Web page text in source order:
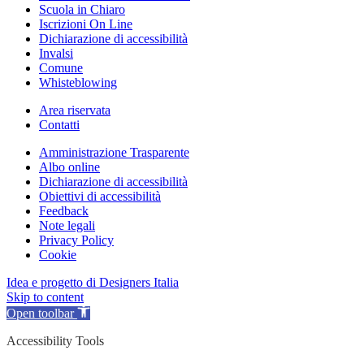
Scuola in Chiaro
Iscrizioni On Line
Dichiarazione di accessibilità
Invalsi
Comune
Whisteblowing
Area riservata
Contatti
Amministrazione Trasparente
Albo online
Dichiarazione di accessibilità
Obiettivi di accessibilità
Feedback
Note legali
Privacy Policy
Cookie
Idea e progetto di Designers Italia
Skip to content
Open toolbar
Accessibility Tools